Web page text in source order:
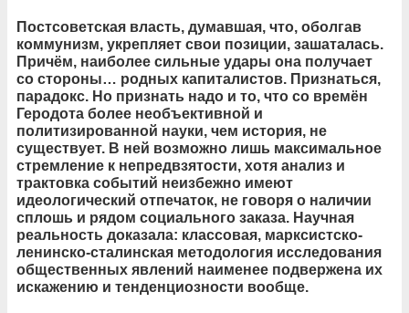
Постсоветская власть, думавшая, что, оболгав
коммунизм, укрепляет свои позиции, зашаталась.
Причём, наиболее сильные удары она получает
со стороны… родных капиталистов. Признаться,
парадокс. Но признать надо и то, что со времён
Геродота более необъективной и
политизированной науки, чем история, не
существует. В ней возможно лишь максимальное
стремление к непредвзятости, хотя анализ и
трактовка событий неизбежно имеют
идеологический отпечаток, не говоря о наличии
сплошь и рядом социального заказа. Научная
реальность доказала: классовая, марксистско-
ленинско-сталинская методология исследования
общественных явлений наименее подвержена их
искажению и тенденциозности вообще.